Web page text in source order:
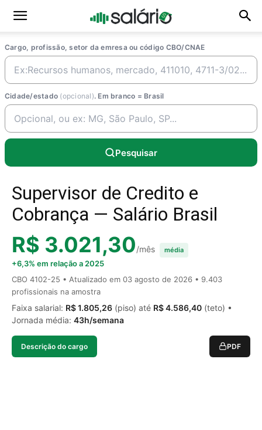
Cargo, profissão, setor da emresa ou código CBO/CNAE
Cidade/estado (opcional). Em branco = Brasil
Pesquisar
Supervisor de Credito e
Cobrança — Salário Brasil
R$ 3.021,30/mês média
+6,3% em relação a 2025
CBO 4102-25 • Atualizado em 03 agosto de 2026 • 9.403
profissionais na amostra
Faixa salarial: R$ 1.805,26 (piso) até R$ 4.586,40 (teto) •
Jornada média: 43h/semana
Descrição do cargo PDF